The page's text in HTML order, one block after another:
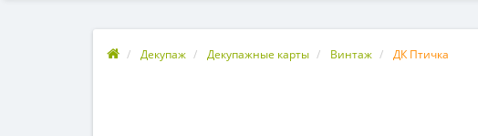
Декупаж Декупажные карты Винтаж ДК Птичка